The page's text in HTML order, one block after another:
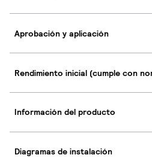
Aprobación y aplicación
Rendimiento inicial (cumple con
Información del producto
Diagramas de instalación